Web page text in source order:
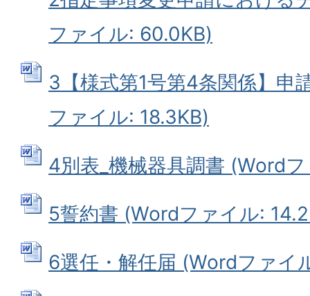
ファイル: 60.0KB)
3【様式第1号第4条関係】申
ファイル: 18.3KB)
4別表_機械器具調書 (Word
5誓約書 (Wordファイル:
6選任・解任届 (Wordファイ